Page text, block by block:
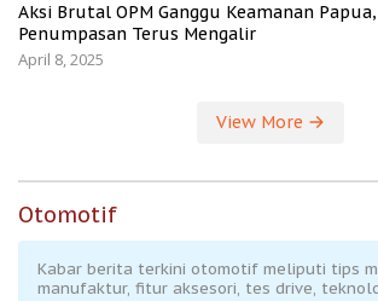
Aksi Brutal OPM Ganggu Keamanan
Penumpasan Terus Mengalir
April 8, 2025
View More
Otomotif
Kabar berita terkini otomotif meliputi tips
manufaktur, fitur aksesori, tes drive,